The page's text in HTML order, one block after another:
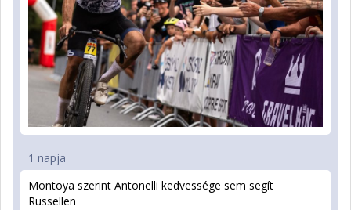
1 napja
Montoya szerint Antonelli kedvessége sem segít
Russellen